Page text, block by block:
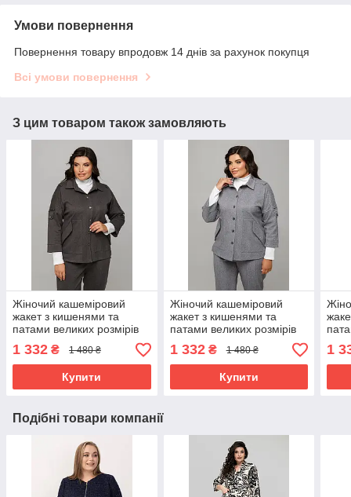
Умови повернення
Повернення товару впродовж 14 днів за рахунок покупця
Всі умови повернення
З цим товаром також замовляють
Жіночий кашеміровий
жакет з кишенями та
патами великих розмірів
50-60 графітовий
1 332 ₴ 1 480 ₴
Купити
Жіночий кашеміровий
жакет з кишенями та
патами великих розмірів
50-60 сірий (смужка)
1 332₴ 1 480 ₴
Купити
50-
1
Подібні товари компанії